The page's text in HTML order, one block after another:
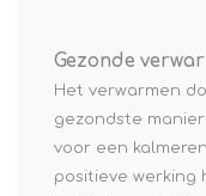
Gezonde
Het verwarmen
gezondste
voor een
positieve werking